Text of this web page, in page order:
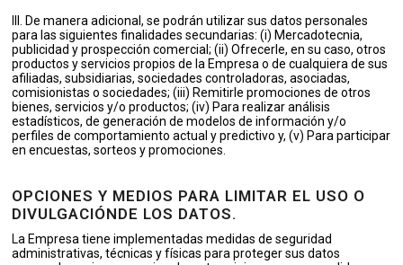
III. De manera adicional, se podrán utilizar sus datos personales
para las siguientes finalidades secundarias: (i) Mercadotecnia,
publicidad y prospección comercial; (ii) Ofrecerle, en su caso, otros
productos y servicios propios de la Empresa o de cualquiera de sus
afiliadas, subsidiarias, sociedades controladoras, asociadas,
comisionistas o sociedades; (iii) Remitirle promociones de otros
bienes, servicios y/o productos; (iv) Para realizar análisis
estadísticos, de generación de modelos de información y/o
perfiles de comportamiento actual y predictivo y, (v) Para participar
en encuestas, sorteos y promociones.
OPCIONES Y MEDIOS PARA LIMITAR EL USO O
DIVULGACIÓNDE LOS DATOS.
La Empresa tiene implementadas medidas de seguridad
administrativas, técnicas y físicas para proteger sus datos